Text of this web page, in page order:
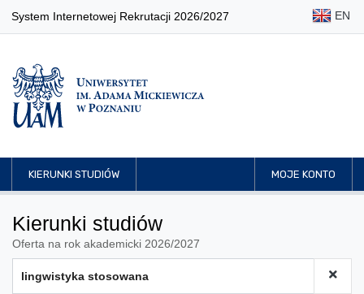
System Internetowej Rekrutacji 2026/2027 EN
KIERUNKI STUDIÓW MOJE KONTO
Kierunki studiów
Oferta na rok akademicki 2026/2027